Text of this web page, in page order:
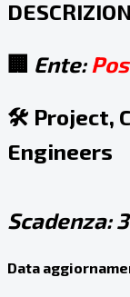
🏢 Ente:
🛠️ Project,
Engineers
Scadenza:
Data